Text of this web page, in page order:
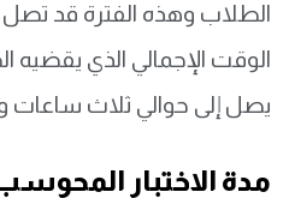
الطلاب وهذه الفترة قد
الوقت الإجمالي الذي يقضيه
يصل إلى حوالي ثلاث
مدة الاختبار